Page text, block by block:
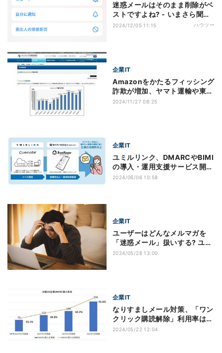
迷惑メールはそのまま削除がベ
ストですよね? - いまさら聞け
ないiPhoneのなぜ
2024/12/05 11:15 ハウツー
企業IT
Amazonをかたるフィッシング
詐欺が増加、ヤマト運輸や東京
電力も続く
2024/11/27 08:25
企業IT
ユミルリンク、DMARCやBIMI
の導入・運用支援サービス開
始‐ なりすましを防止
2024/06/06 10:58
企業IT
ユーザーはどんなメルマガを
「迷惑メール」扱いする? ユミ
ルリンクらの調査
2024/05/28 13:00
企業IT
なりすましメール対策、「ワン
クリック購読解除」利用率は
77.7％
2024/05/22 12:04